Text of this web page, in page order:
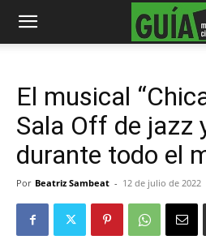
El musical
Sala Off de jazz
durante todo el
Por Beatriz Sambeat - 12 de julio de 2022